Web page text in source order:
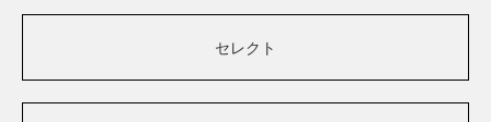
セレクト